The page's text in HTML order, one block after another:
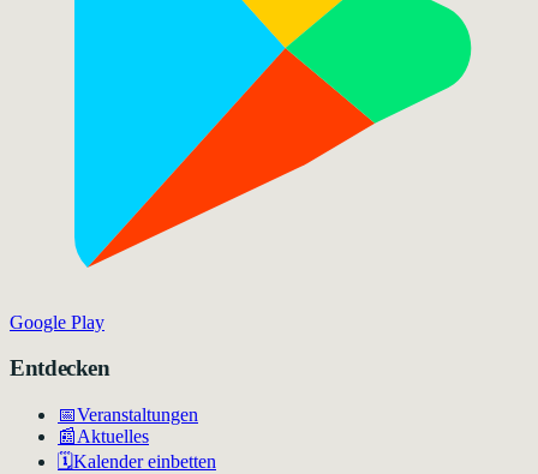
Google Play
Entdecken
📅Veranstaltungen
📰Aktuelles
🗓️Kalender einbetten